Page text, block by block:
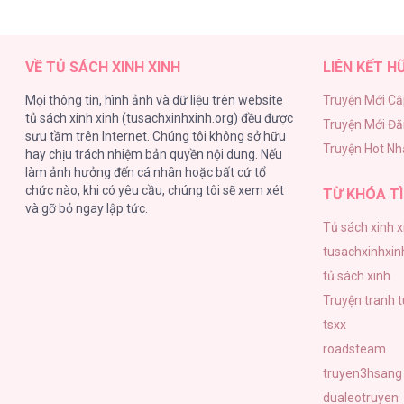
Tôi Bị Cắn Bởi Chú Chó Tôi Đã Bỏ Rơi
Tôi Bị Cắn Bởi Chú Chó Tôi Đã Bỏ Rơi
VỀ TỦ SÁCH XINH XINH
Mọi thông tin, hình ảnh và dữ liệu trên website
tủ sách xinh xinh (tusachxinhxinh.org) đều được
sưu tầm trên Internet. Chúng tôi không sở hữu
hay chịu trách nhiệm bản quyền nội dung. Nếu
làm ảnh hưởng đến cá nhân hoặc bất cứ tổ
chức nào, khi có yêu cầu, chúng tôi sẽ xem xét
và gỡ bỏ ngay lập tức.
LIÊN KẾT
Truyện Mới
Truyện Mới
Truyện Hot
TỪ KHÓA
Tủ sách xinh
tủ sách xinh
Truyện tranh
tsxx
roadsteam
truyen3hsang
dualeotruyen